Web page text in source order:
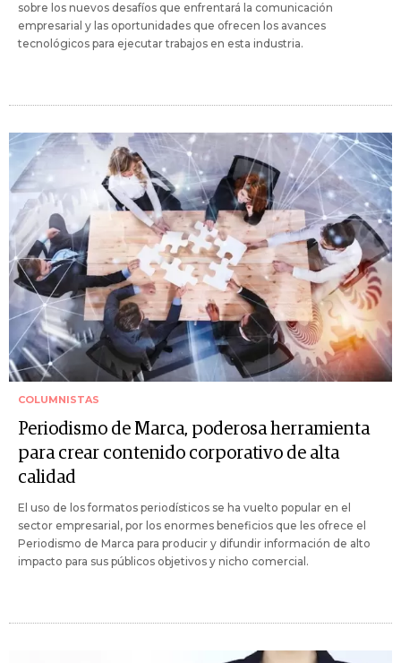
sobre los nuevos desafíos que enfrentará la comunicación
empresarial y las oportunidades que ofrecen los avances
tecnológicos para ejecutar trabajos en esta industria.
COLUMNISTAS
Periodismo de Marca, poderosa herramienta
para crear contenido corporativo de alta
calidad
El uso de los formatos periodísticos se ha vuelto popular en el
sector empresarial, por los enormes beneficios que les ofrece el
Periodismo de Marca para producir y difundir información de alto
impacto para sus públicos objetivos y nicho comercial.